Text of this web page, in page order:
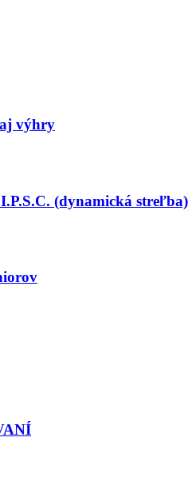
výhry
(dynamická streľba)